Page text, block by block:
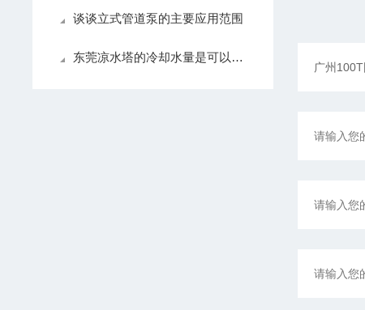
谈谈立式管道泵的主要应用范围
东莞凉水塔的冷却水量是可以进行调节的